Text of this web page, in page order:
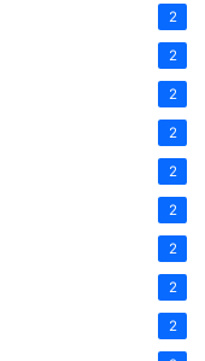
2
2
2
2
2
2
2
2
2